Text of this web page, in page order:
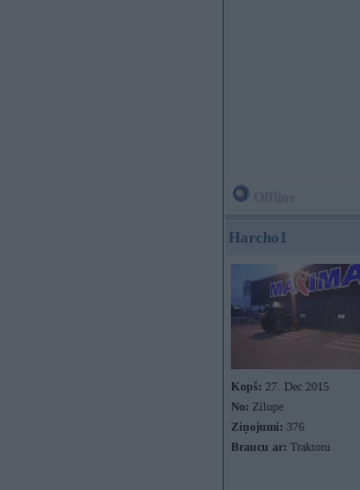
Harcho1
Kopš: 27. Dec 2015
No: Zilupe
Ziņojumi: 376
Braucu ar: Traktoru